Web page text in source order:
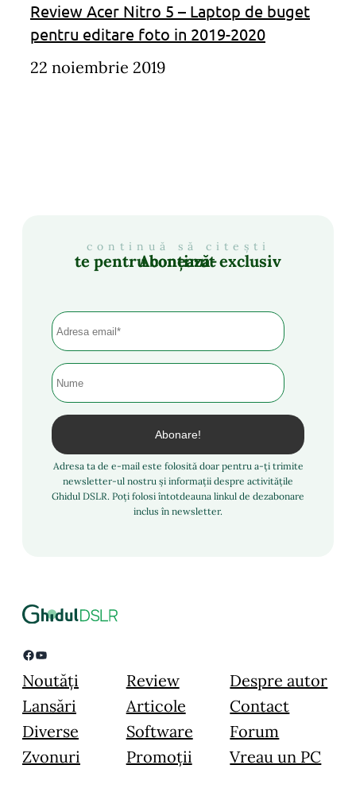
Review Acer Nitro 5 – Laptop de buget
pentru editare foto in 2019-2020
22 noiembrie 2019
continuă să citești
Abonează-te pentru conținut exclusiv
Adresa ta de e-mail este folosită doar pentru a-ți trimite
newsletter-ul nostru și informații despre activitățile
Ghidul DSLR. Poți folosi întotdeauna linkul de dezabonare
inclus în newsletter.
Facebook YouTube
Noutăți
Lansări
Diverse
Zvonuri
Review
Articole
Software
Promoții
Despre autor
Contact
Forum
Vreau un PC